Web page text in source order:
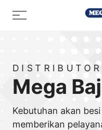
Menu
Mega
Kebutuhan akan
memberikan